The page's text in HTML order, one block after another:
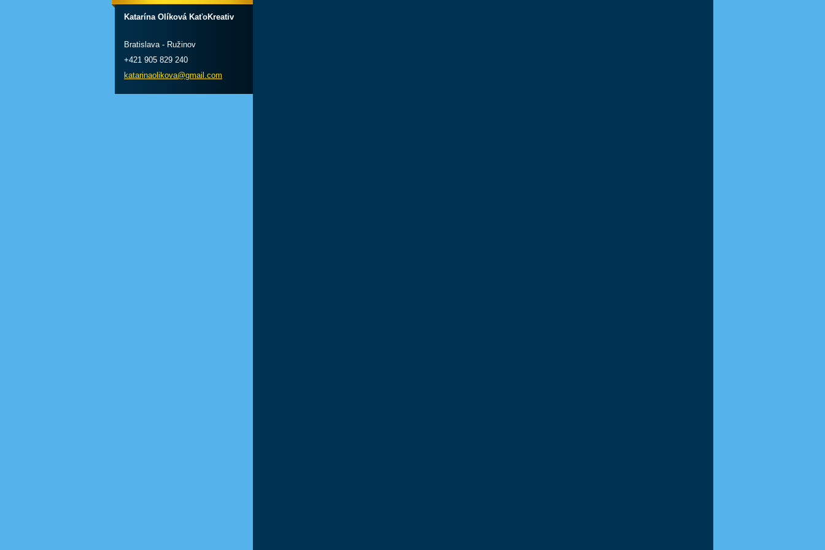
Katarína Olíková KaťoKreativ
Bratislava - Ružinov
+421 905 829 240
katarinaolikova@gmail.com